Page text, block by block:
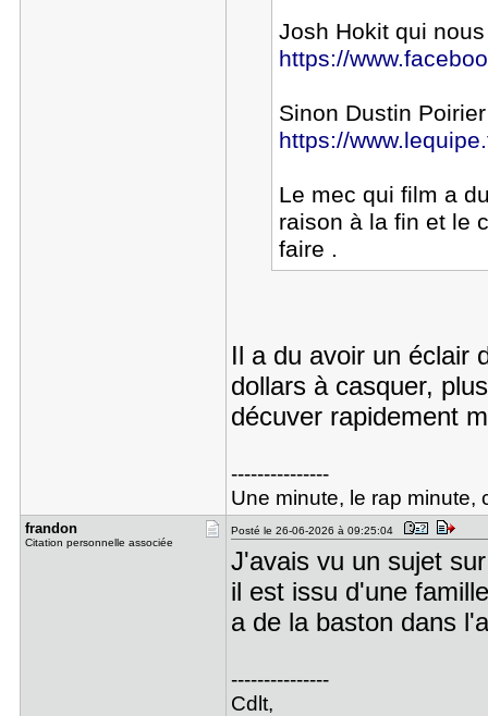
Josh Hokit qui
https://
Sinon Dustin
https://
Le mec qui film a
raison à la fin et le
faire .
Il a du avoir un éclair
dollars à casquer,
décuver rapidement
---------------
Une minute, le rap minute,
frandon
Citation personnelle associée
Posté le 26-06-2026 à 09:25:04
J'avais vu un sujet
il est issu d'une
a de la baston dans
---------------
Cdlt,